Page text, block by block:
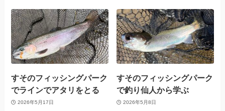
すそのフィッシングパーク
でラインでアタリをとる
2026年5月17日
すそのフィッシングパーク
で釣り仙人から学ぶ
2026年5月8日